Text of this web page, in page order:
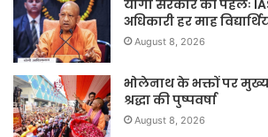
योगी सरकार की पहलः
अधिकारी हर माह
August 8, 2026
भोलेनाथ के भक्तों पर
श्रद्धा की पुष्पवर्षा
August 8, 2026